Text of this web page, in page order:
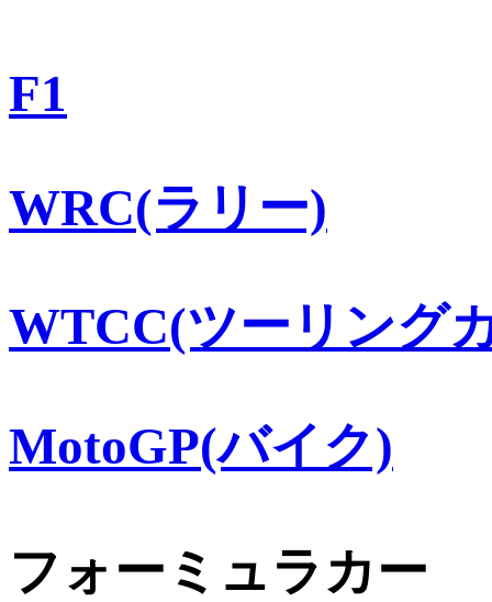
F1
WRC(ラリー)
WTCC(ツーリング
MotoGP(バイク)
フォーミュラカー